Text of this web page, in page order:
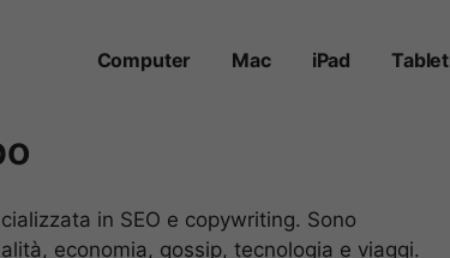
Computer Mac iPad Tablet
in SEO e copywriting. Sono
economia, gossip, tecnologia e viaggi.